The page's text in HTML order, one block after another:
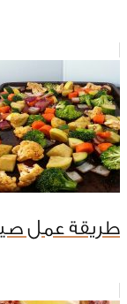
طريقة عمل